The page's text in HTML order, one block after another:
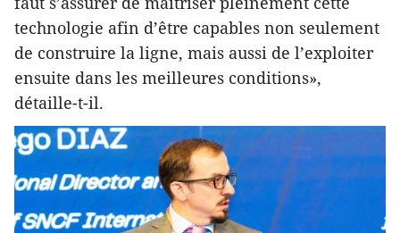
technologie afin d’être capables non seulement
de construire la ligne, mais aussi de l’exploiter
ensuite dans les meilleures conditions»,
détaille-t-il.